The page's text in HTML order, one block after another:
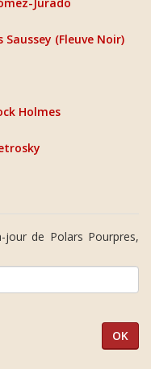
(Fleuve Noir)
Holmes
de Polars Pourpres,